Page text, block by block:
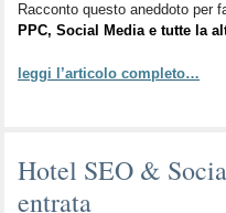
Racconto questo aneddoto per
PPC, Social Media e tutte la
leggi l’articolo completo…
Hotel SEO &
entrata